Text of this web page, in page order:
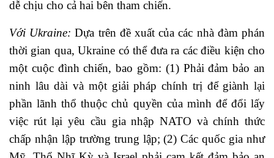
dễ chịu cho cả hai bên tham chiến.
Với Ukraine:Dựa trên đề xuất của các nhà đàm phán
thời gian qua, Ukraine có thể đưa ra các điều kiện cho
một cuộc đình chiến, bao gồm: (1) Phải đảm bảo an
ninh lâu dài và một giải pháp chính trị để giành lại
phần lãnh thổ thuộc chủ quyền của mình để đổi lấy
việc rút lại yêu cầu gia nhập NATO và chính thức
chấp nhận lập trường trung lập; (2) Các quốc gia như